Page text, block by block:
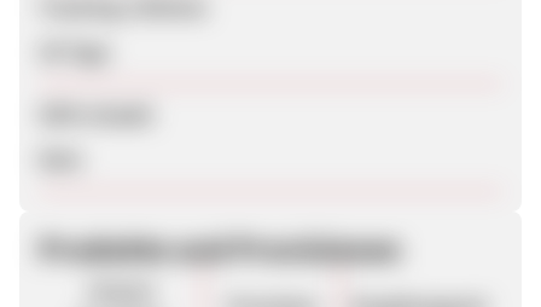
Produkte und Provisionen